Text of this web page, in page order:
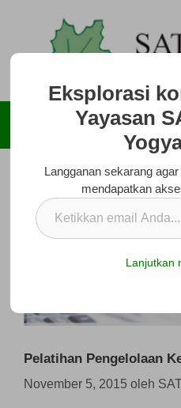
Pelatihan Pengelolaan
November 5, 2015 oleh
Eksplorasi
Yayasan
Langganan sekarang
mendapatkan
Ketikkan
email
Lanjutkan